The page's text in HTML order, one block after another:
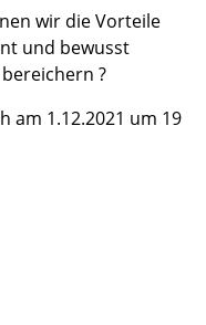
wir die Vorteile
und bewusst
?
am 1.12.2021 um 19